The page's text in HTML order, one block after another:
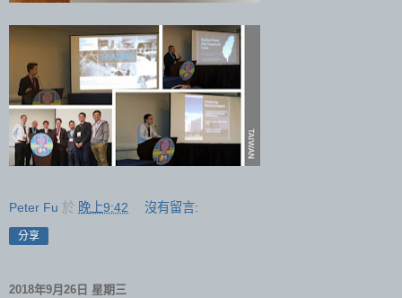
Peter Fu 於 晚上9:42 沒有留言:
分享
2018年9月26日 星期三